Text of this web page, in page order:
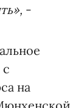
-
на